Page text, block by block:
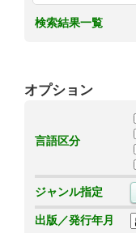
検索結果一覧
オプション
言語区分
ジャンル指定
出版／発行年月